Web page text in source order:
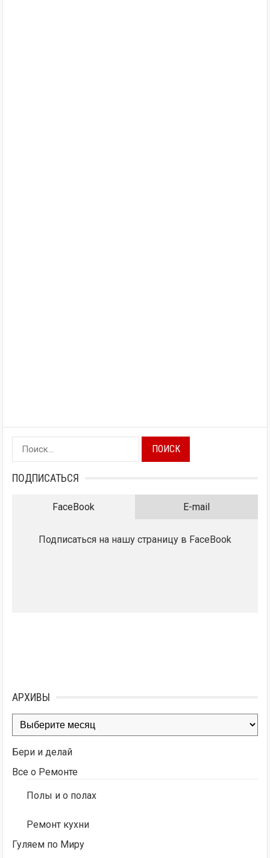
Найти:
ПОДПИСАТЬСЯ
FaceBook E-mail
Подписаться на нашу страницу в FaceBook
АРХИВЫ
Архивы
Бери и делай
Все о Ремонте
Полы и о полах
Ремонт кухни
Гуляем по Миру